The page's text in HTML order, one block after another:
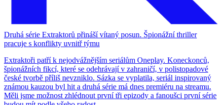
Druhá série Extraktorů přináší vítaný posun. Špionážní thriller
pracuje s konflikty uvnitř týmu
Extraktoři patří k nejodvážnějším seriálům Oneplay. Koneckonců,
špionážních fikcí, které se odehrávají v zahraničí, v polistopadové
české tvorbě příliš nevzniklo. Sázka se vyplatila, seriál inspirovaný
známou kauzou byl hit a druhá série má dnes premiéru na streamu.
Měli jsme možnost zhlédnout první tři epizody a fanoušci první série